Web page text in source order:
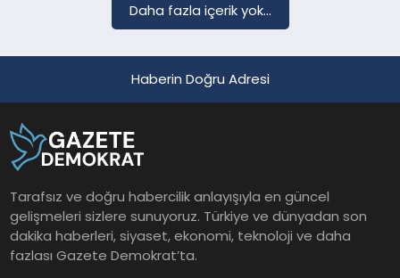
YAŞAM
Daha fazla içerik yok...
Haberin Doğru Adresi
Tarafsız ve doğru habercilik anlayışıyla en güncel
gelişmeleri sizlere sunuyoruz. Türkiye ve dünyadan son
dakika haberleri, siyaset, ekonomi, teknoloji ve daha
fazlası Gazete Demokrat’ta.